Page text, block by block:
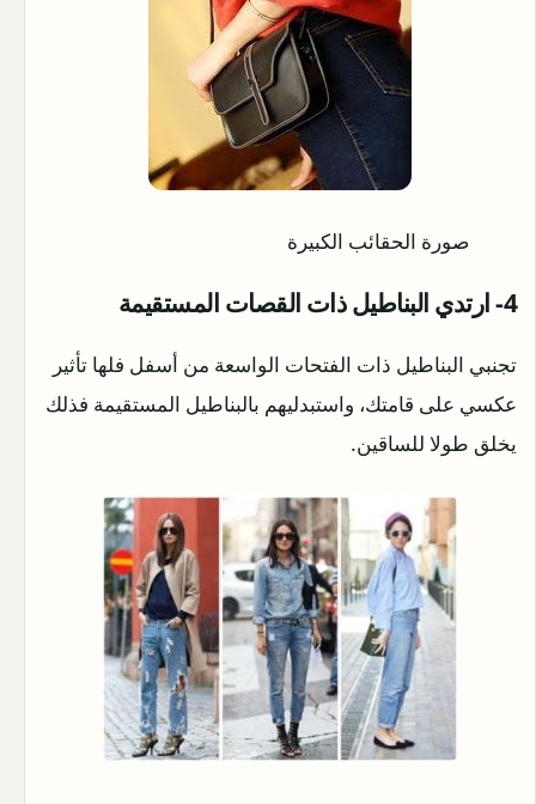
صورة الحقائب الكبيرة
4- ارتدي البناطيل ذات القصات المستقيمة
تجنبي البناطيل ذات الفتحات الواسعة من أسفل فلها تأثير
عكسي على قامتك، واستبدليهم بالبناطيل المستقيمة فذلك
يخلق طولا للساقين.